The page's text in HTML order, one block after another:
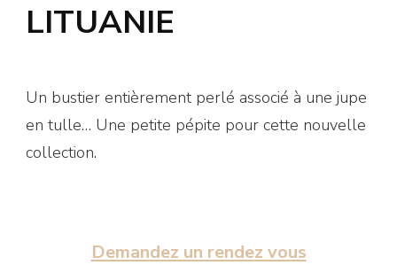
LITUANIE
Un bustier entièrement perlé associé à une jupe
en tulle… Une petite pépite pour cette nouvelle
collection.
Demandez un rendez vous